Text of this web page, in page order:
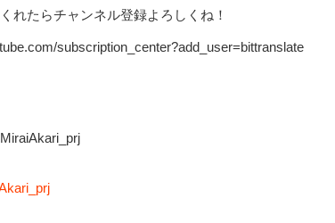
れたらチャンネル登録よろしくね！
subscription_center?add_user=bittranslate